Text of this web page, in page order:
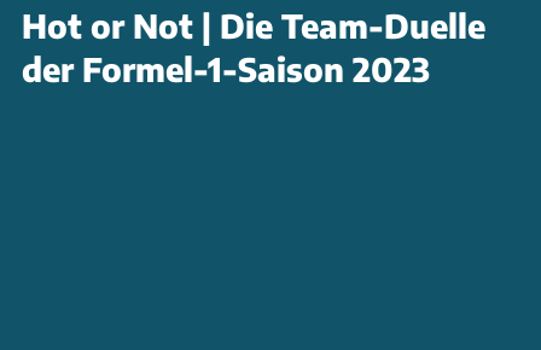
Hot or Not | Die Team-Duelle
der Formel-1-Saison 2023